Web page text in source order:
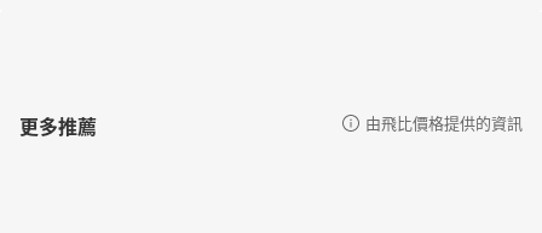
更多推薦 由飛比價格提供的資訊